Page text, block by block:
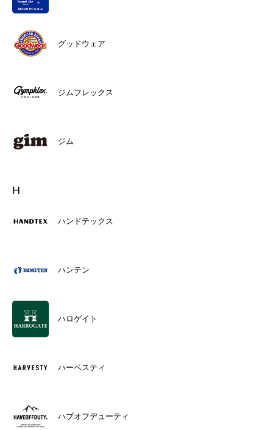
グッドウェア
ジムフレックス
ジム
H
ハンドテックス
ハンテン
ハロゲイト
ハーベスティ
ハブオフデューティ